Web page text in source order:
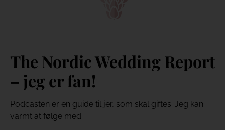
The Nordic Wedding Report
– jeg er fan!
Podcasten er en guide til jer, som skal giftes. Jeg kan
varmt at følge med.